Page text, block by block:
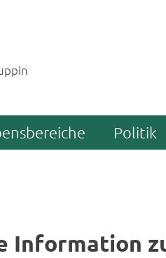
Politik
In­for­ma­ti­on